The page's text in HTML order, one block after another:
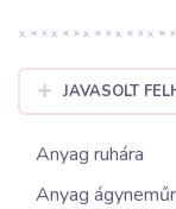
JAVASOLT
Anyag ruhára
Anyag